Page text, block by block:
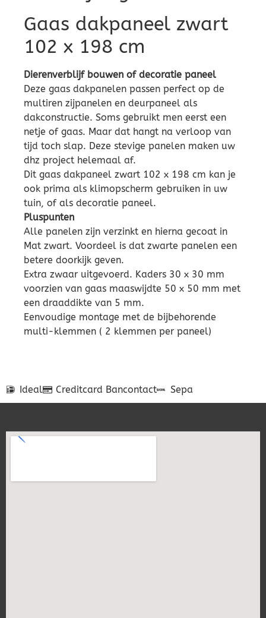
Gaas dakpaneel zwart
102 x 198 cm
Dierenverblijf bouwen of decoratie paneel
Deze gaas dakpanelen passen perfect op de
multiren zijpanelen en deurpaneel als
dakconstructie. Soms gebruikt men eerst een
netje of gaas. Maar dat hangt na verloop van
tijd toch slap. Deze stevige panelen maken uw
dhz project helemaal af.
Dit gaas dakpaneel zwart 102 x 198 cm kan je
ook prima als klimopscherm gebruiken in uw
tuin, of als decoratie paneel.
Pluspunten
Alle panelen zijn verzinkt en hierna gecoat in
Mat zwart. Voordeel is dat zwarte panelen een
betere doorkijk geven.
Extra zwaar uitgevoerd. Kaders 30 x 30 mm
voorzien van gaas maaswijdte 50 x 50 mm met
een draaddikte van 5 mm.
Eenvoudige montage met de bijbehorende
multi-klemmen ( 2 klemmen per paneel)
Ideal Creditcard Bancontact Sepa